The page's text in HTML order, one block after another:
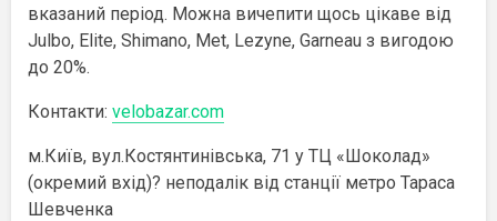
вказаний період. Можна вичепити щось цікаве від
Julbo, Elite, Shimano, Met, Lezyne, Garneau з вигодою
до 20%.
Контакти: velobazar.com
м.Київ, вул.Костянтинівська, 71 у ТЦ «Шоколад»
(окремий вхід)? неподалік від станції метро Тараса
Шевченка